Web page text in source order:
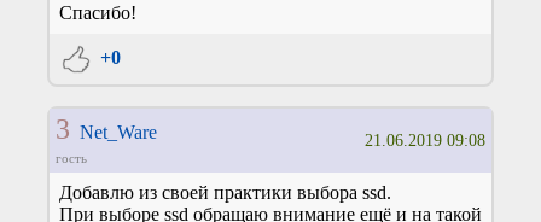
Спасибо!
+0
3 Net_Ware
гость
21.06.2019 09:08
Добавлю из своей практики выбора ssd.
При выборе ssd обращаю внимание ещё и на такой